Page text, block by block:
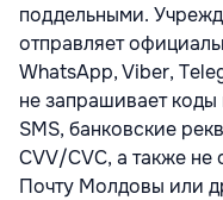
поддельными.
отправляет
WhatsApp, Viber,
не запрашивает
SMS, банковские
CVV/CVC, а также не
Почту Молдовы или